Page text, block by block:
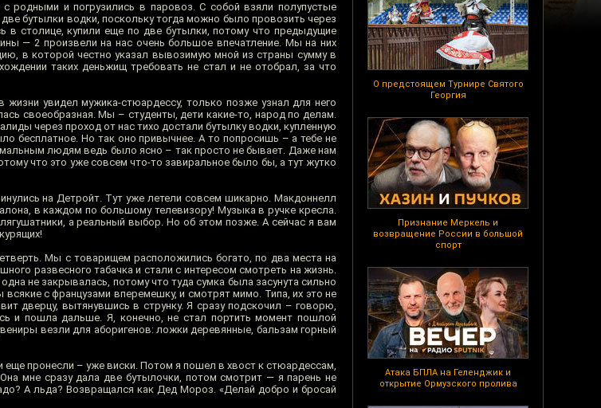
О предстоящем Турнире Святого
Георгия
Признание Меркель и
возвращение России в большой
спорт
Атака БПЛА на Геленджик и
открытие Ормузского пролива
и погрузились в паровоз. С собой взяли полупустые
бутылки водки, поскольку тогда можно было провозить через
столице, купили еще по две бутылки, потому что предыдущие
— 2 произвели на нас очень большое впечатление. Мы на них
в которой честно указал вывозимую мной из страны сумму в
таких деньжищ требовать не стал и не отобрал, за что
увидел мужика-стюардессу, только позже узнал для него
своеобразная. Мы – студенты, дети какие-то, народ по делам.
через проход от нас тихо достали бутылку водки, купленную
бесплатное. Но так оно привычнее. А то попросишь – а тебе не
людям ведь было ясно – так просто не бывает. Даже нам
что это уже совсем что-то завиральное было бы, а тут жутко
на Детройт. Тут уже летели совсем шикарно. Макдоннелл
в каждом по большому телевизору! Музыка в ручке кресла.
а реальный выбор. Но об этом позже. А сейчас я вам
Мы с товарищем расположились богато, по два места на
развесного табачка и стали с интересом смотреть на жизнь.
не закрывалась, потому что туда сумка была засунута сильно
с французами вперемешку, и смотрят мимо. Типа, их это не
дверцу, вытянувшись в струнку. Я сразу подскочил – говорю,
и пошла дальше. Я, конечно, не стал портить момент пошлой
везли для аборигенов: ложки деревянные, бальзам горный
еще пронесли – уже виски. Потом я пошел в хвост к стюардессам,
мне сразу дала две бутылочки, потом смотрит — я парень не
А льда? Возвращался как Дед Мороз. «Делай добро и бросай